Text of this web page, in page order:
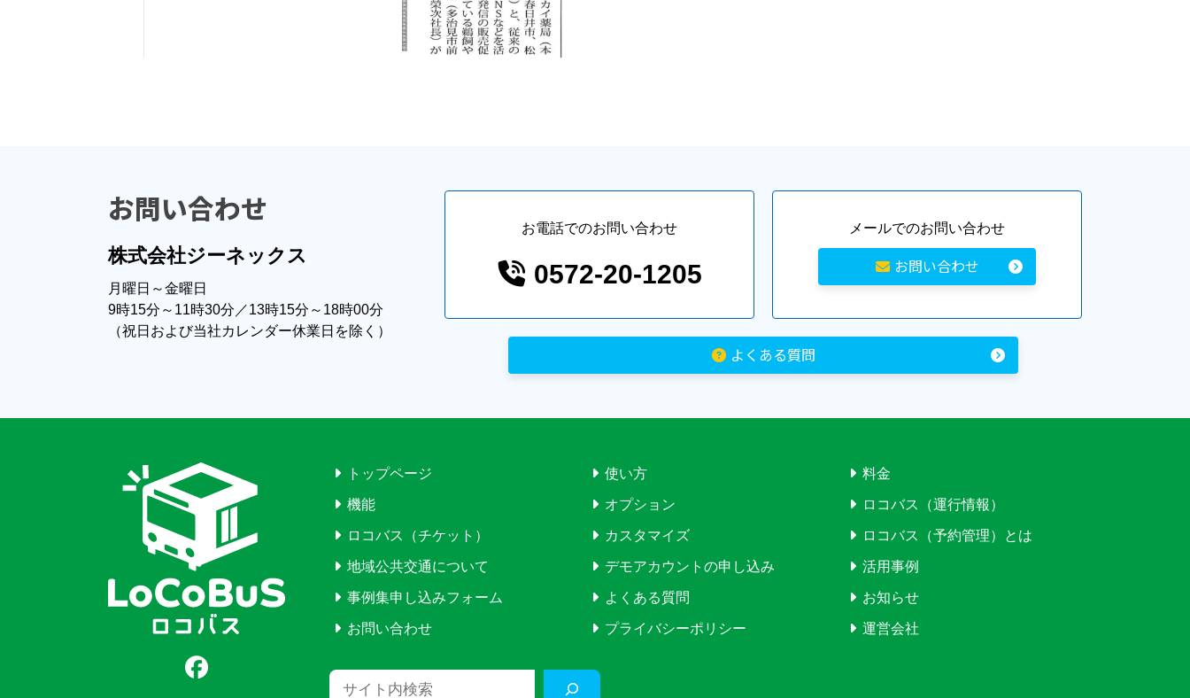
お問い合わせ
株式会社ジーネックス
月曜日～金曜日
9時15分～11時30分／13時15分～18時00分
（祝日および当社カレンダー休業日を除く）
お電話でのお問い合わせ
0572-20-1205
メールでのお問い合わせ
お問い合わせ
よくある質問
トップページ 使い方 料金
機能 オプション ロコバス（運行情報）
ロコバス（チケット） カスタマイズ ロコバス（予約管理）とは
地域公共交通について デモアカウントの申し込み 活用事例
事例集申し込みフォーム よくある質問 お知らせ
お問い合わせ プライバシーポリシー 運営会社